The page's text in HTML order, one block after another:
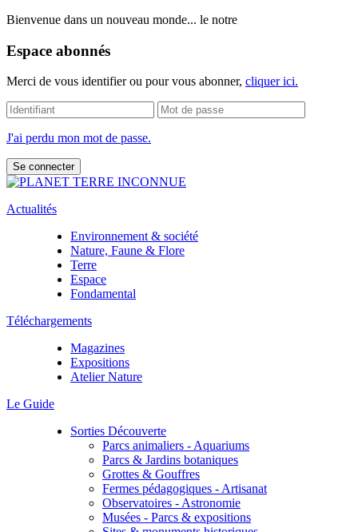
Bienvenue dans un nouveau monde... le notre
Espace abonnés
Merci de vous identifier ou pour vous abonner, cliquer ici.
J'ai perdu mon mot de passe.
Actualités
Environnement & société
Nature, Faune & Flore
Terre
Espace
Fondamental
Téléchargements
Magazines
Expositions
Atelier Nature
Le Guide
Sorties Découverte
Parcs animaliers - Aquariums
Parcs & Jardins botaniques
Grottes & Gouffres
Fermes pédagogiques - Artisanat
Observatoires - Astronomie
Musées - Parcs & expositions